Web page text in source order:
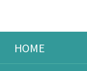
HOME